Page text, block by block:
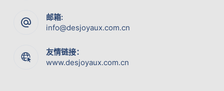
邮箱:
info@desjoyaux.com.cn
友情链接：
www.desjoyaux.com.cn